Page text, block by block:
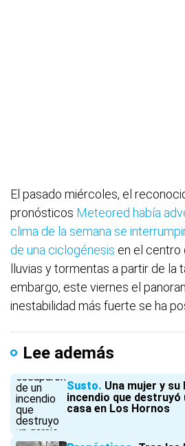
El pasado miércoles, el
pronósticos Meteored había
clima de la semana se
de una ciclogénesis en el centro
lluvias y tormentas a partir de la
embargo, este viernes el
inestabilidad más fuerte se ha
Lee además
Susto Una mujer y
incendio que destruyó
casa en Los Hornos